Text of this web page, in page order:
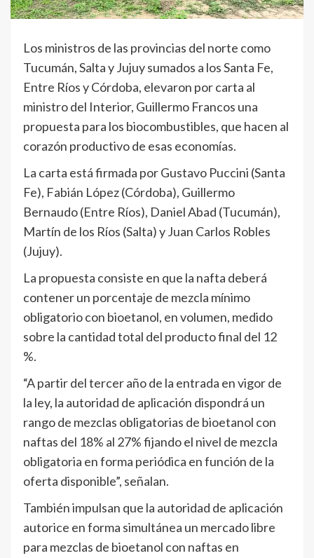
Los ministros de las provincias del norte como
Tucumán, Salta y Jujuy sumados a los Santa Fe,
Entre Ríos y Córdoba, elevaron por carta al
ministro del Interior, Guillermo Francos una
propuesta para los biocombustibles, que hacen al
corazón productivo de esas economías.
La carta está firmada por Gustavo Puccini (Santa
Fe), Fabián López (Córdoba), Guillermo
Bernaudo (Entre Ríos), Daniel Abad (Tucumán),
Martín de los Ríos (Salta) y Juan Carlos Robles
(Jujuy).
La propuesta consiste en que la nafta deberá
contener un porcentaje de mezcla mínimo
obligatorio con bioetanol, en volumen, medido
sobre la cantidad total del producto final del 12
%.
“A partir del tercer año de la entrada en vigor de
la ley, la autoridad de aplicación dispondrá un
rango de mezclas obligatorias de bioetanol con
naftas del 18% al 27% fijando el nivel de mezcla
obligatoria en forma periódica en función de la
oferta disponible”, señalan.
También impulsan que la autoridad de aplicación
autorice en forma simultánea un mercado libre
para mezclas de bioetanol con naftas en